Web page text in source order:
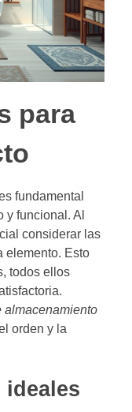
para
fundamental
y funcional. Al
considerar las
elemento. Esto
todos ellos
almacenamiento
orden y la
ideales